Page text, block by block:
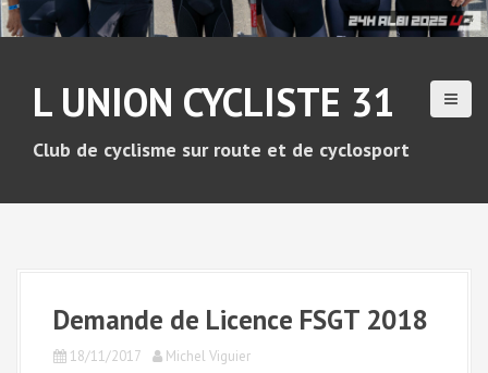
e
i
L UNION CYCLISTE 31
Club de cyclisme sur route et de cyclosport
Demande de Licence FSGT 2018
18/11/2017 Michel Viguier